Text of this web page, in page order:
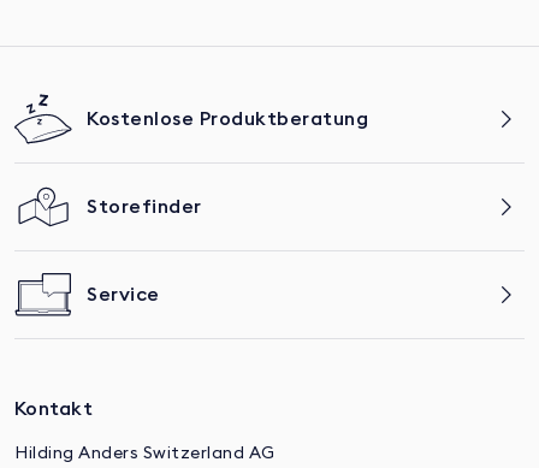
Kostenlose Produktberatung
Storefinder
Service
Kontakt
Hilding Anders Switzerland AG